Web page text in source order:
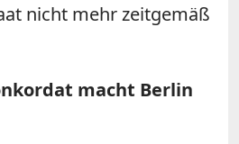
nicht mehr zeitgemäß
macht Berlin